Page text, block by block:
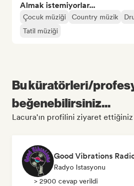
Almak istemiyorlar...
Çocuk müziği Country müzik
Tatil müziği
Bu küratörleri/
beğenebilirsiniz...
Lacura'ın profilini ziyaret
Good Vibrations
Radyo Istasyonu
> 2900 cevap verildi